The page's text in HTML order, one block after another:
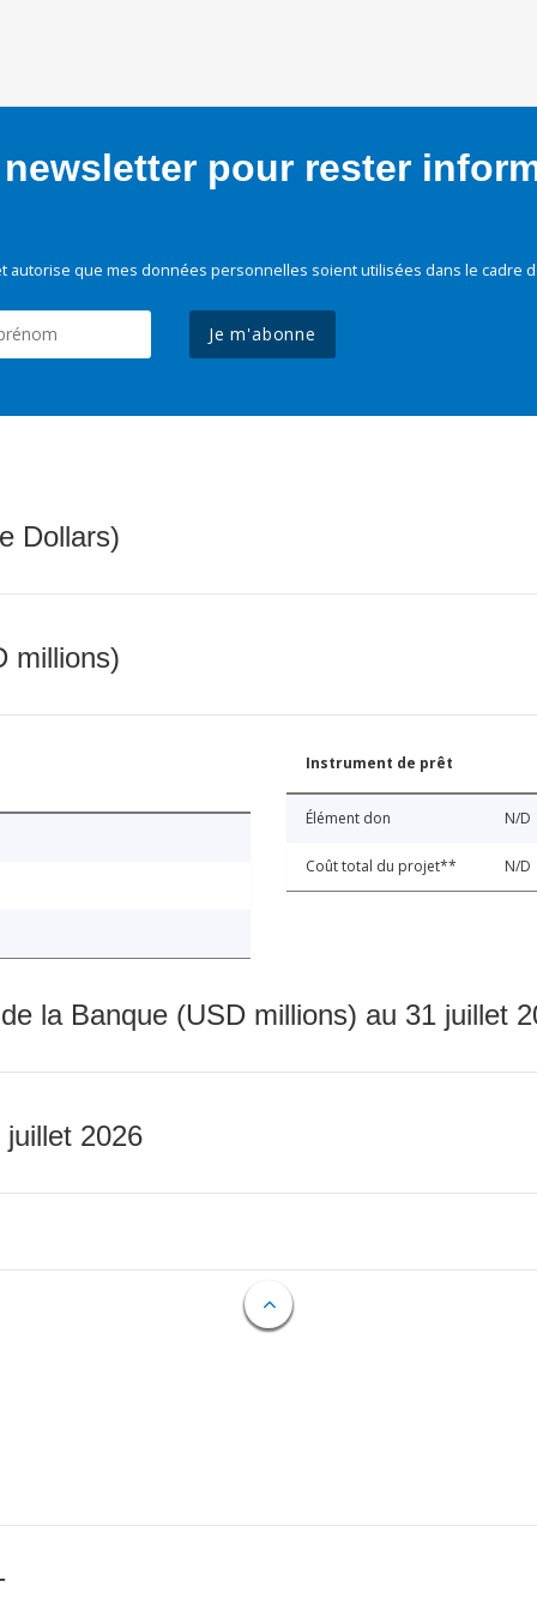
pour rester
autorise que mes données personnelles soient utilisées dans le cadre
Je m'abonne
Dollars)
millions)
Instrument de prêt
Élément don N/D
Coût total du projet** N/D
la Banque (USD millions) au 31 juillet
2026